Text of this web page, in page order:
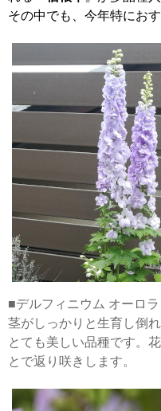
その中でも、今年特にお
■デルフィニウム オーロラ
茎がしっかりと生育し倒
とても美しい品種です。
とで返り咲きします。